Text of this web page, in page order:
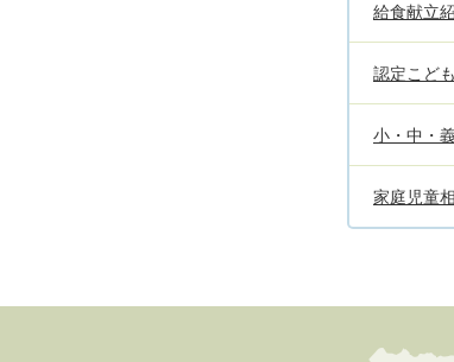
給食献立
認定こど
小・中・
家庭児童